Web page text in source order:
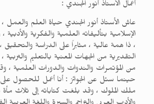
أعمال الأستاذ أنور الجندي :
عاش الأستاذ أنور الجندي حياة العلم والعمل ،
الإسلامية بتأليفاته العلمية والفكرية والأدبية
، ذا همة عالية ، مثابراً على الدراسة والتحقيق ،
التقديرية من الجهات المعنية بالتعليم
من المؤتمرات والندوات والدورات العلمية ،
حينما سئل عن الجوائز : أنا أعمل للحصول على
ملك الملوك ، وقد بلغت كتاباته إلى ثلاث